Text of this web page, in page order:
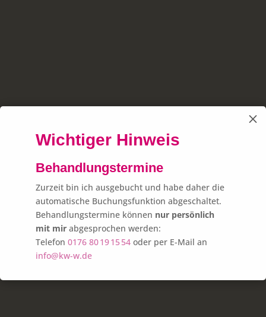
Wichtiger Hinweis
Behandlungstermine
Zurzeit bin ich ausgebucht und habe daher die
automatische Buchungsfunktion abgeschaltet.
Behandlungstermine können nur persönlich
mit mir abgesprochen werden:
Telefon 0176 80 19 15 54 oder per E-Mail an
info@kw-w.de
M